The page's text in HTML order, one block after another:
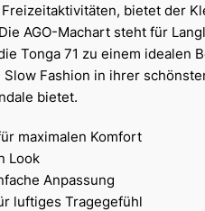
bietet der
AGO-Machart steht für
Tonga 71 zu einem idealen
Fashion in ihrer
bietet.
maximalen Komfort
Look
Anpassung
luftiges Tragegefühl